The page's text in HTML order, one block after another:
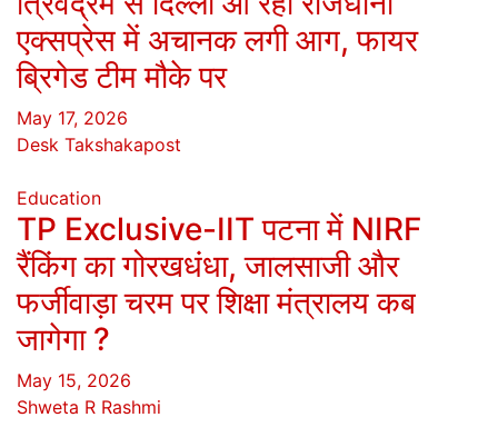
एक्सप्रेस में अचानक लगी आग, फायर
ब्रिगेड टीम मौके पर
May 17, 2026
Desk Takshakapost
Education
TP Exclusive-IIT पटना में NIRF
रैंकिंग का गोरखधंधा, जालसाजी और
फर्जीवाड़ा चरम पर शिक्षा मंत्रालय कब
जागेगा ?
May 15, 2026
Shweta R Rashmi